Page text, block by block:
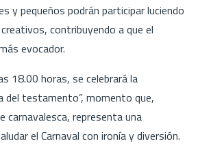
y pequeños podrán participar luciendo
contribuyendo a que el
evocador.
18.00 horas, se celebrará la
del testamento”, momento que,
carnavalesca, representa una
el Carnaval con ironía y diversión.